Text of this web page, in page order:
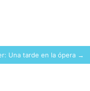
Una tarde en la ópera →